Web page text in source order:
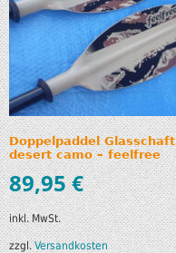
Doppelpaddel Glasschaft
desert camo – feelfree
89,95€
inkl. MwSt.
zzgl.Versandkosten